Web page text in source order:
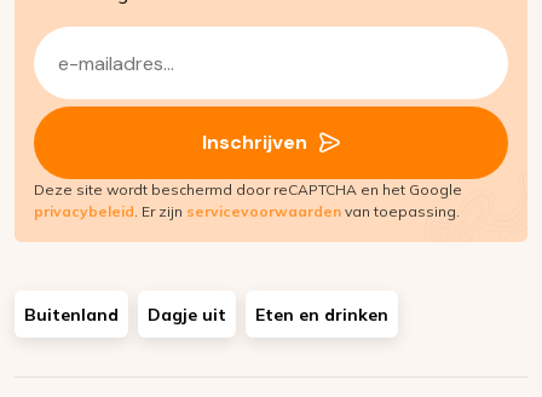
E-
mailadres
(Vereist)
Inschrijven
Deze site wordt beschermd door reCAPTCHA en het Google
privacybeleid. Er zijn servicevoorwaarden van toepassing.
Buitenland Dagje uit Eten en drinken